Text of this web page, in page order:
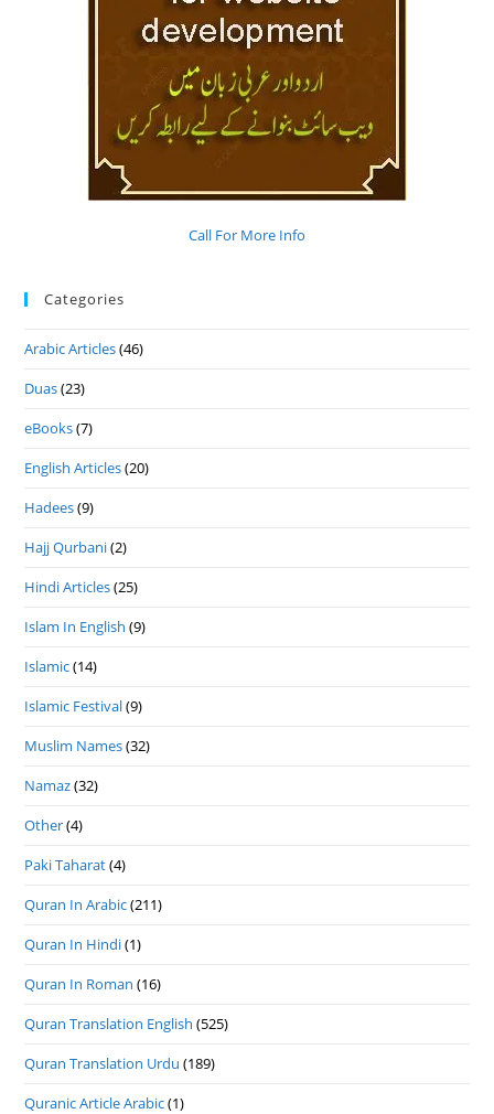
Call For More Info
Categories
Arabic Articles(46)
Duas(23)
eBooks(7)
English Articles(20)
Hadees(9)
Hajj Qurbani(2)
Hindi Articles(25)
Islam In English (9)
Islamic(14)
Islamic Festival(9)
Muslim Names(32)
Namaz(32)
Other(4)
Paki Taharat(4)
Quran In Arabic(211)
Quran In Hindi(1)
Quran In Roman (16)
Quran Translation English (525)
Quran Translation Urdu (189)
Quranic Article Arabic(1)